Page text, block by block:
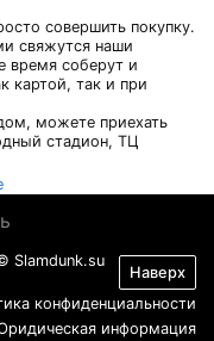
совершить покупку.
свяжутся наши
время соберут и
картой, так и при
можете приехать
стадион, ТЦ
Наверх
конфиденциальности
информация
Slamdunk.su